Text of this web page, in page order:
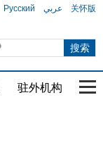
Русский عربي 关怀版
驻外机构 国